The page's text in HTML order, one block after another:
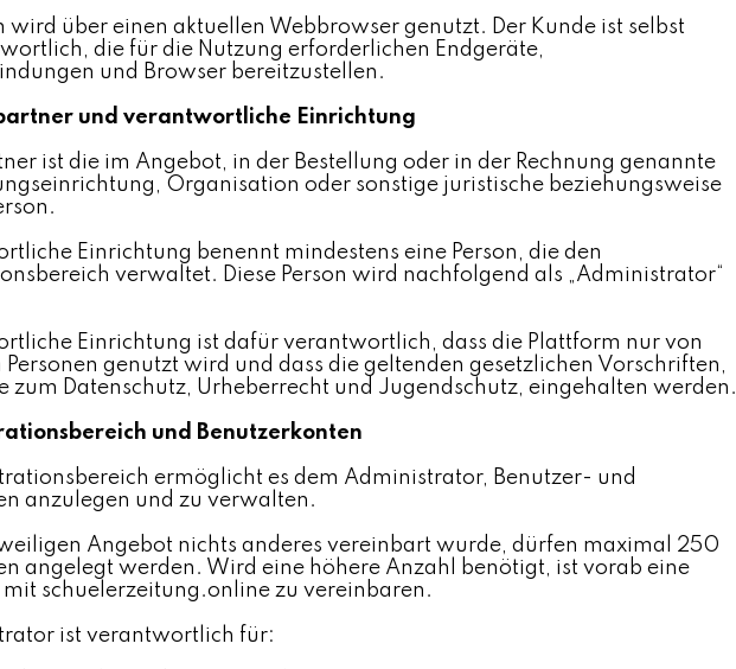
wird über einen aktuellen Webbrowser genutzt. Der Kunde ist selbst
die für die Nutzung erforderlichen Endgeräte,
und Browser bereitzustellen.
und verantwortliche Einrichtung
ist die im Angebot, in der Bestellung oder in der Rechnung genannte
Organisation oder sonstige juristische beziehungsweise
Einrichtung benennt mindestens eine Person, die den
verwaltet. Diese Person wird nachfolgend als „Administrator“
Einrichtung ist dafür verantwortlich, dass die Plattform nur von
Personen genutzt wird und dass die geltenden gesetzlichen Vorschriften,
zum Datenschutz, Urheberrecht und Jugendschutz, eingehalten werden.
und Benutzerkonten
ermöglicht es dem Administrator, Benutzer- und
anzulegen und zu verwalten.
Angebot nichts anderes vereinbart wurde, dürfen maximal 250
angelegt werden. Wird eine höhere Anzahl benötigt, ist vorab eine
schuelerzeitung.online zu vereinbaren.
ist verantwortlich für: